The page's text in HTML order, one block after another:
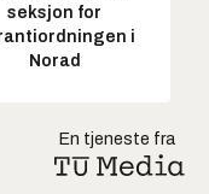
seksjon for
i
Norad
En tjeneste fra